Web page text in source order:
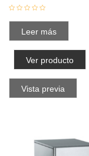
Leer más
Ver producto
Vista previa